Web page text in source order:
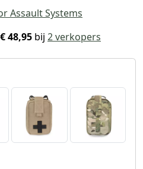
Assault Systems
€ 48,95 bij 2 verkopers